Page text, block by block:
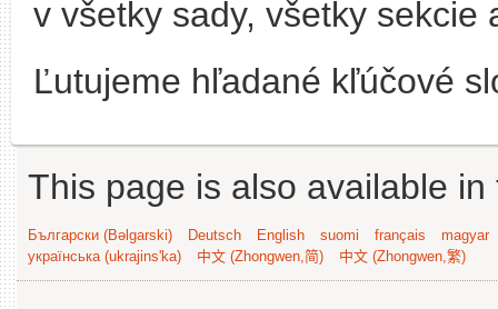
v všetky sady, všetky sekcie
Ľutujeme hľadané kľúčové
This page is also available
Български (Bəlgarski) Deutsch English suomi français
magyar
українська (ukrajins'ka)
中文 (Zhongwen,简) 中文 (Zhongwen,繁)